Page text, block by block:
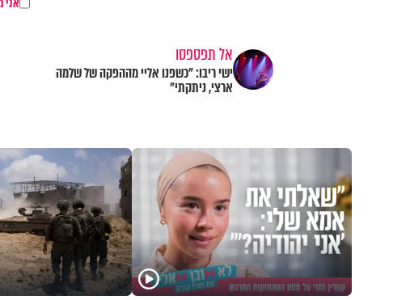
אל תפספסו
ישי ריבו: "כשפנו אליי מההפקה של שלמה
ארצי, ניתקתי"